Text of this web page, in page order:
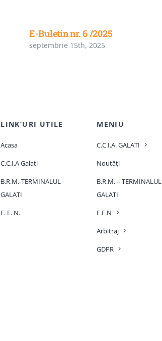
E-Buletin nr. 6 /2025
septembrie 15th, 2025
LINK’URI UTILE
Acasa
C.C.I.A Galati
B.R.M.-TERMINALUL
GALATI
E. E. N.
MENIU
C.C.I.A. GALATI
Noutăți
B.R.M. – TERMINALUL
GALATI
E.E.N
Arbitraj
GDPR